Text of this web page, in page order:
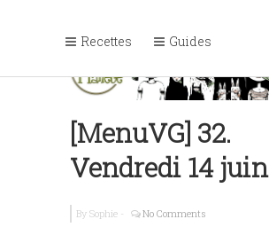
Recettes Guides
[MenuVG] 32.
Vendredi 14 juin
By Sophie - No Comments